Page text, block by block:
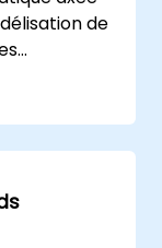
de
des
de
les
(BA),
ainsi
la